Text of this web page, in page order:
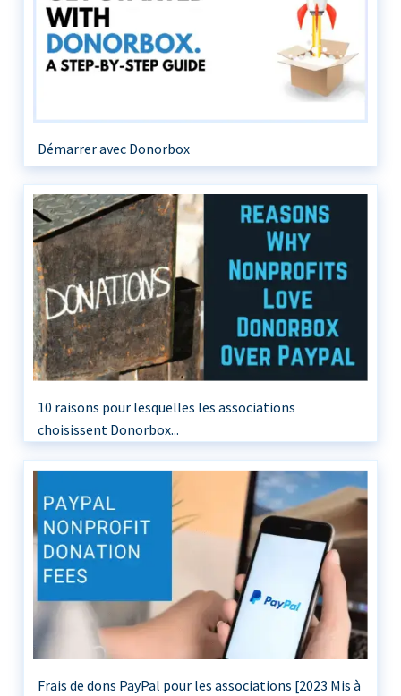
Démarrer avec Donorbox
10 raisons pour lesquelles les associations
choisissent Donorbox...
Frais de dons PayPal pour les associations [2023 Mis à